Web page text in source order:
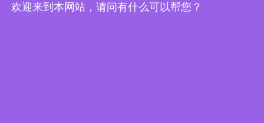
欢迎来到本网站，请问有什么可以帮您？